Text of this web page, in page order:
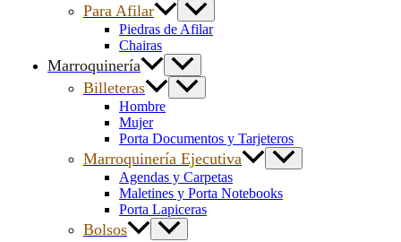
Para Afilar
Piedras de Afilar
Chairas
Marroquinería
Billeteras
Hombre
Mujer
Porta Documentos y Tarjeteros
Marroquinería Ejecutiva
Agendas y Carpetas
Maletines y Porta Notebooks
Porta Lapiceras
Bolsos